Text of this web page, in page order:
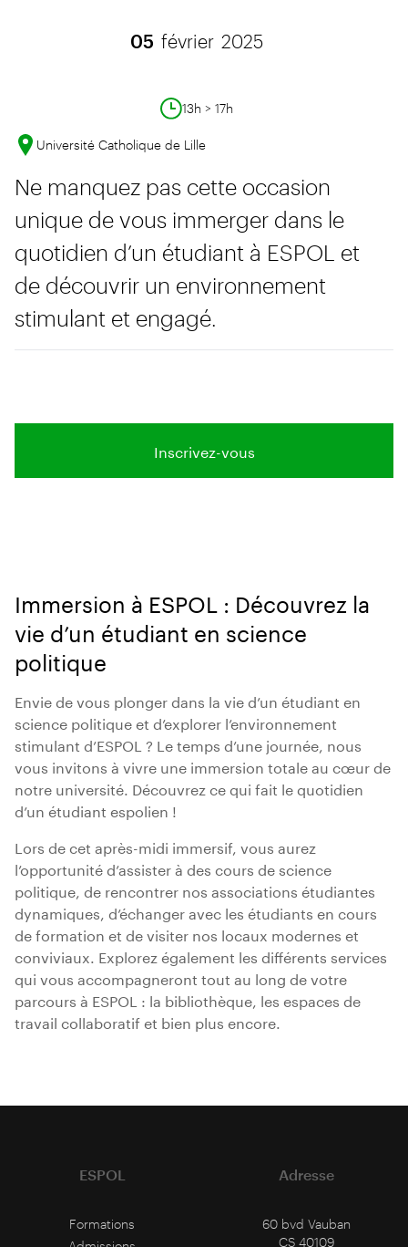
05 février 2025
13h > 17h
Université Catholique de Lille
Ne manquez pas cette occasion
unique de vous immerger dans le
quotidien d’un étudiant à ESPOL et
de découvrir un environnement
stimulant et engagé.
Inscrivez-vous
Immersion à ESPOL : Découvrez la
vie d’un étudiant en science
politique
Envie de vous plonger dans la vie d’un étudiant en
science politique et d’explorer l’environnement
stimulant d’ESPOL ? Le temps d’une journée, nous
vous invitons à vivre une immersion totale au cœur de
notre université. Découvrez ce qui fait le quotidien
d’un étudiant espolien !
Lors de cet après-midi immersif, vous aurez
l’opportunité d’assister à des cours de science
politique, de rencontrer nos associations étudiantes
dynamiques, d’échanger avec les étudiants en cours
de formation et de visiter nos locaux modernes et
conviviaux. Explorez également les différents services
qui vous accompagneront tout au long de votre
parcours à ESPOL : la bibliothèque, les espaces de
travail collaboratif et bien plus encore.
ESPOL
Formations
Adresse
60 bvd Vauban
CS 40109